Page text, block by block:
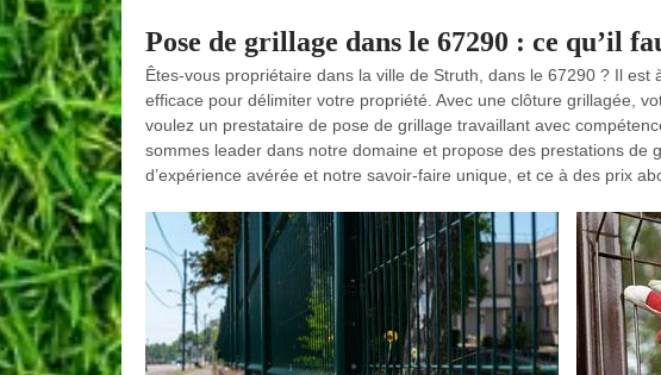
Pose de grillage dans le 67290 : ce qu’il
Êtes-vous propriétaire dans la ville de Struth, dans le 67290 ? Il
efficace pour délimiter votre propriété. Avec une clôture grillagée,
voulez un prestataire de pose de grillage travaillant avec
sommes leader dans notre domaine et propose des prestations de
d’expérience avérée et notre savoir-faire unique, et ce à des prix